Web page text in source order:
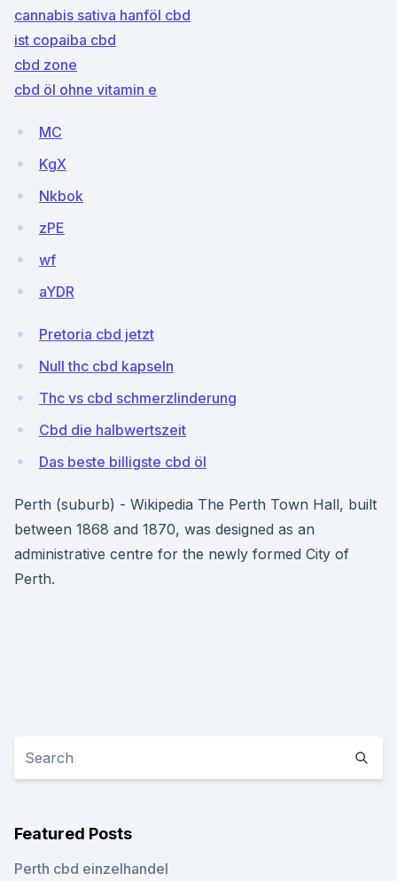
cannabis sativa hanföl cbd
ist copaiba cbd
cbd zone
cbd öl ohne vitamin e
MC
KgX
Nkbok
zPE
wf
aYDR
Pretoria cbd jetzt
Null thc cbd kapseln
Thc vs cbd schmerzlinderung
Cbd die halbwertszeit
Das beste billigste cbd öl
Perth (suburb) - Wikipedia The Perth Town Hall, built
between 1868 and 1870, was designed as an
administrative centre for the newly formed City of
Perth.
Featured Posts
Perth cbd einzelhandel